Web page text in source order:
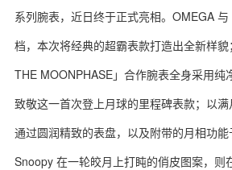
系列腕表，近日终于正式亮相。OMEGA
档，本次将经典的超霸表款打造出全新样
THE MOONPHASE」合作腕表全身采用纯
致敬这一首次登上月球的里程碑表款；以满
通过圆润精致的表盘，以及附带的月相功
Snoopy 在一轮皎月上打盹的俏皮图案，则